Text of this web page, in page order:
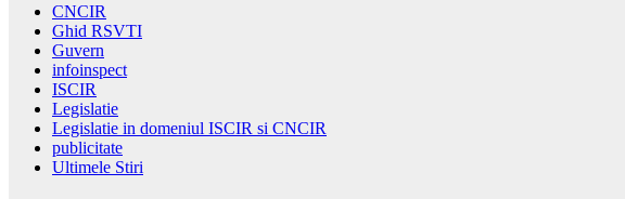
CNCIR
Ghid RSVTI
Guvern
infoinspect
ISCIR
Legislatie
Legislatie in domeniul ISCIR si CNCIR
publicitate
Ultimele Stiri